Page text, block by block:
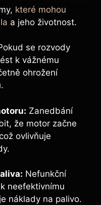
které mohou
a jeho životnost.
se rozvody
k vážnému
ohrožení
Zanedbání
že motor začne
ovlivňuje
Nefunkční
neefektivnímu
náklady na palivo.